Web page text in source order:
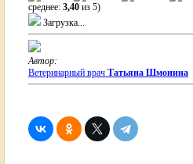
среднее: 3,40 из 5)
Загрузка...
Автор:
Ветеринарный врач Татьяна Шмонина